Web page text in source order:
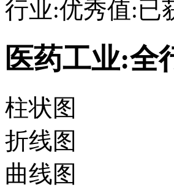
行业:优秀值:已
医药工业:全
柱状图
折线图
曲线图